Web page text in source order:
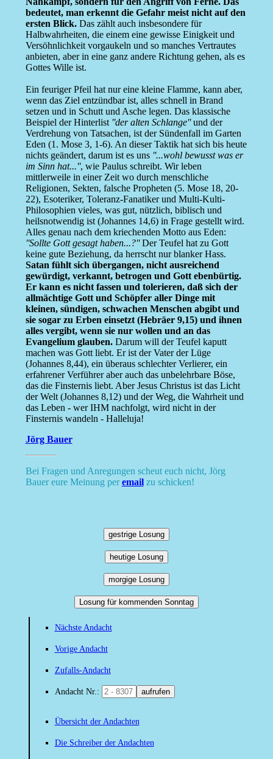
bedeutet, man erkennt die Gefahr meist nicht auf den
ersten Blick.Das zählt auch insbesondere für
Halbwahrheiten, die einem eine gewisse Einigkeit und
Versöhnlichkeit vorgaukeln und so manches Vertrautes
anbieten, aber in eine ganz andere Richtung gehen, als es
Gottes Wille ist.
Ein feuriger Pfeil hat nur eine kleine Flamme, kann aber,
wenn das Ziel entzündbar ist, alles schnell in Brand
setzen und in Schutt und Asche legen. Das klassische
Beispiel der Hinterlist ''der alten Schlange''und der
Verdrehung von Tatsachen, ist der Sündenfall im Garten
Eden (1. Mose 3, 1-6). An dieser Taktik hat sich bis heute
nichts geändert, darum ist es uns ''...wohl bewusst was er
im Sinn hat...'', wie Paulus schreibt. Wir leben
mittlerweile in einer Zeit wo durch menschliche
Religionen, Sekten, falsche Propheten (5. Mose 18, 20-
22), Esoteriker, Toleranz-Fanatiker und Multi-Kulti-
Philosophien vieles, was gut, nützlich, biblisch und
heilsnotwendig ist (Johannes 14,6) in Frage gestellt wird.
Alles genau nach dem kriechenden Motto aus Eden:
''Sollte Gott gesagt haben...?''Der Teufel hat zu Gott
keine gute Beziehung, da herrscht nur blanker Hass.
Satan fühlt sich übergangen, nicht ausreichend
gewürdigt, verkannt, betrogen und Gott ebenbürtig.
Er kann es nicht fassen und tolerieren, daß sich der
allmächtige Gott und Schöpfer aller Dinge mit
kleinen, sündigen, schwachen Menschen abgibt und
sie sogar zu Erben einsetzt (Hebräer 9,15) und ihnen
alles vergibt, wenn sie nur wollen und an das
Evangelium glauben.Darum will der Teufel kaputt
machen was Gott liebt. Er ist der Vater der Lüge
(Johannes 8,44), ein überaus schlechter Verlierer, ein
erfahrener Verführer aber auch das unbelehrbare Böse,
das die Finsternis liebt. Aber Jesus Christus ist das Licht
der Welt (Johannes 8,12) und der Weg, die Wahrheit und
das Leben - wer IHM nachfolgt, wird nicht in der
Finsternis wandeln - Halleluja!
Jörg Bauer
Bei Fragen und Anregungen scheut euch nicht, Jörg
Bauer eure Meinung peremailzu schicken!
gestrige Losung
heutige Losung
morgige Losung
Losung für kommenden Sonntag
Nächste Andacht
Vorige Andacht
Zufalls-Andacht
Andacht Nr.: aufrufen
Übersicht der Andachten
Die Schreiber der Andachten